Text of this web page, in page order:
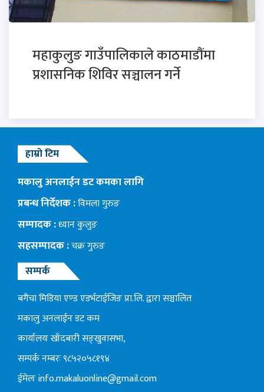
महाकुलुङ गाउँपालिकाले काठमाडौंमा
प्रशासनिक शिविर सञ्चालन गर्ने
हाम्रो टिम
मकालु अनलाईन डट कमका लागि
प्रबन्ध निर्देशक :विमला गुरुङ
सम्पादक :ध्यान कुलुङ
सहसम्पादक :चक्र गुरुङ
सम्पर्क
बगैंचा मिडिया एण्ड एडर्भटाईजिङ प्रा.लि. द्वारा सञ्चालित
मकालु अनलाईन डट कम
कार्यालयः खाँदबारी सङ्खुवासभा,
सम्पर्क नम्बरः ९८५२०५८१९४
ईमेलःinfo.makaluonline@gmail.com